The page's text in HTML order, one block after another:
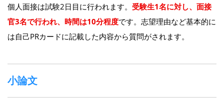
個人面接は試験2日目に行われます。 受験生1名に対し、面接
官3名で行われ、時間は10分程度です。志望理由など基本的に
は自己PRカードに記載した内容から質問がされます。
小論文